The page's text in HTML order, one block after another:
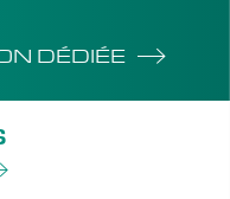
DÉDIÉE